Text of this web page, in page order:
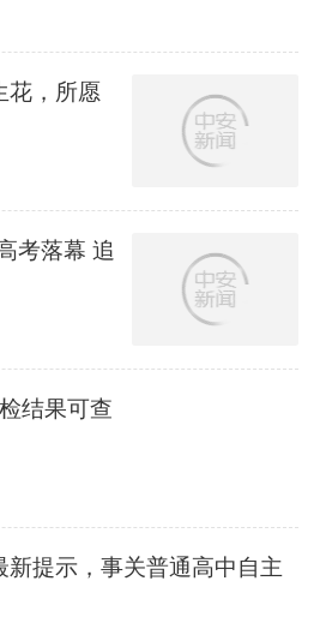
上，有坦途也有
有险滩，有直道也
困顿、挫折甚至重
体”和“源”不丧
困难、重获生机的
考语文全国II卷的
，引导考生在深刻
的感悟以及对国
前途命运的思考进
花，所愿
考落幕 追
结果可查
提示，事关普通高中自主